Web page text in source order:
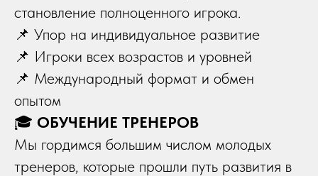
становление полноценного игрока.
📌 Упор на индивидуальное развитие
📌 Игроки всех возрастов и уровней
📌 Международный формат и обмен
опытом
🎓 ОБУЧЕНИЕ ТРЕНЕРОВ
Мы гордимся большим числом молодых
тренеров, которые прошли путь развития в